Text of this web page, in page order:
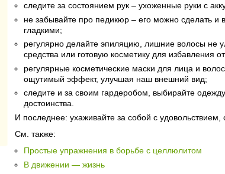
следите за состоянием рук – ухоженные руки с
не забывайте про педикюр – его можно сделать
гладкими;
регулярно делайте эпиляцию, лишние волосы не
средства или готовую косметику для избавления
регулярные косметические маски для лица и
ощутимый эффект, улучшая наш внешний вид;
следите и за своим гардеробом, выбирайте
достоинства.
И последнее: ухаживайте за собой с
См. также:
Простые упражнения в борьбе с целлюлитом
В движении — жизнь